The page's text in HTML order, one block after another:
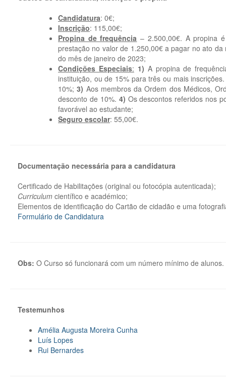
Candidatura: 0€;
Inscrição: 115,00€;
Propina de frequência – 2.500,00€. A propina
prestação no valor de 1.250,00€ a pagar no ato
do mês de janeiro de 2023;
Condições Especiais: 1) A propina de
instituição, ou de 15% para três ou mais
10%;3) Aos membros da Ordem dos Médicos,
desconto de 10%. 4) Os descontos referidos nos
favorável ao estudante;
Seguro escolar: 55,00€.
Documentação necessária para a candidatura
Certificado de Habilitações (original ou fotocópia autenticada);
Curriculum científico e académico;
Elementos de identificação do Cartão de cidadão e uma
Formulário de Candidatura
Obs: O Curso só funcionará com um número mínimo de alunos.
Testemunhos
Amélia Augusta Moreira Cunha
Luís Lopes
Rui Bernardes